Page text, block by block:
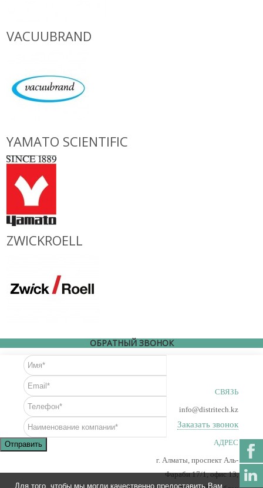
Для того, чтобы мы могли качественно предоставить Вам
VACUUBRAND
YAMATO SCIENTIFIC
ZWICKROELL
ОБРАТНЫЙ ЗВОНОК
Отправить
СВЯЗЬ
info@distritech.kz
Заказать звонок
АДРЕС
г. Алматы, проспект Аль-
Фараби 17/1, офис 13,